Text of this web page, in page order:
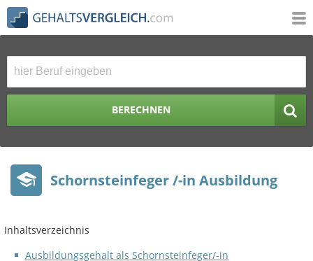
BERECHNEN
Schornsteinfeger /-in Ausbildung
Inhaltsverzeichnis
Ausbildungsgehalt als Schornsteinfeger/-in